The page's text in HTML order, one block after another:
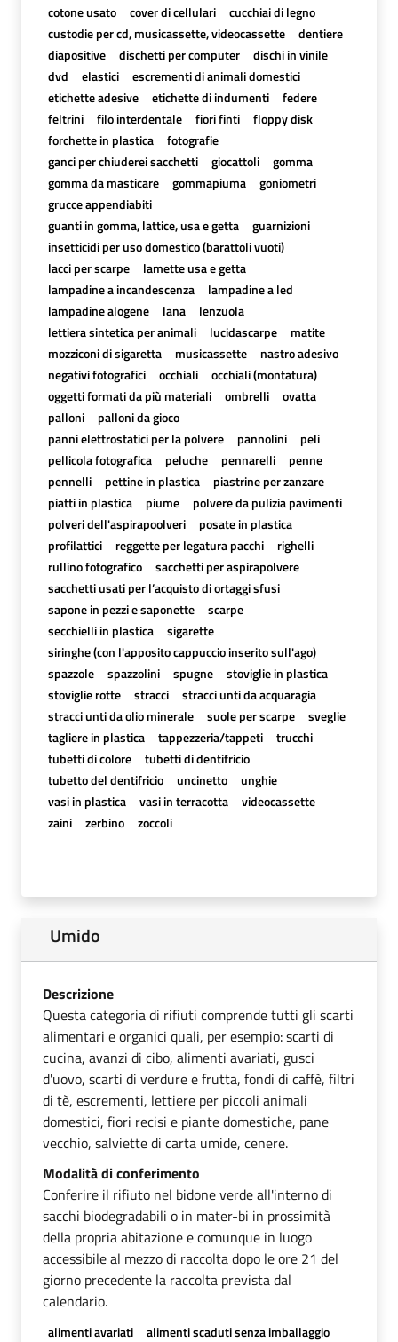
cotone usato cover di cellulari
cucchiai di legno
custodie per cd, musicassette, videocassette
dentiere
diapositive
dischetti per computer
dischi in vinile
dvd
elastici
escrementi di animali domestici
etichette adesive
etichette di indumenti
federe
feltrini
filo interdentale fiori finti
floppy disk
forchette in plastica
fotografie
ganci per chiuderei sacchetti
giocattoli
gomma
gomma da masticare
gommapiuma
goniometri
grucce appendiabiti
guanti in gomma, lattice, usa e getta
guarnizioni
insetticidi per uso domestico (barattoli vuoti)
lacci per scarpe
lamette usa e getta
lampadine a incandescenza
lampadine a led
lampadine alogene
lana
lenzuola
lettiera sintetica per animali
lucidascarpe
matite
mozziconi di sigaretta
musicassette
nastro adesivo
negativi fotografici
occhiali
occhiali (montatura)
oggetti formati da più materiali
ombrelli
ovatta
palloni
palloni da gioco
panni elettrostatici per la polvere
pannolini
peli
pellicola fotografica
peluche pennarelli
penne
pennelli
pettine in plastica
piastrine per zanzare
piatti in plastica
piume
polvere da pulizia pavimenti
polveri dell'aspirapoolveri
posate in plastica
profilattici
reggette per legatura pacchi
righelli
rullino fotografico
sacchetti per aspirapolvere
sacchetti usati per l’acquisto di ortaggi sfusi
sapone in pezzi e saponette
scarpe
secchielli in plastica
sigarette
siringhe (con l'apposito cappuccio inserito sull'ago)
spazzole
spazzolini spugne
stoviglie in plastica
stoviglie rotte
stracci
stracci unti da acquaragia
stracci unti da olio minerale
suole per scarpe
sveglie
tagliere in plastica
tappezzeria/tappeti
trucchi
tubetti di colore
tubetti di dentifricio
tubetto del dentifricio
uncinetto
unghie
vasi in plastica
vasi in terracotta
videocassette
zaini
zerbino zoccoli
Umido
Descrizione
Questa categoria di rifiuti comprende tutti gli scarti
alimentari e organici quali, per esempio: scarti di
cucina, avanzi di cibo, alimenti avariati, gusci
d'uovo, scarti di verdure e frutta, fondi di caffè, filtri
di tè, escrementi, lettiere per piccoli animali
domestici, fiori recisi e piante domestiche, pane
vecchio, salviette di carta umide, cenere.
Modalità di conferimento
Conferire il rifiuto nel bidone verde all'interno di
sacchi biodegradabili o in mater-bi in prossimità
della propria abitazione e comunque in luogo
accessibile al mezzo di raccolta dopo le ore 21 del
giorno precedente la raccolta prevista dal
calendario.
alimenti avariati
alimenti scaduti senza imballaggio